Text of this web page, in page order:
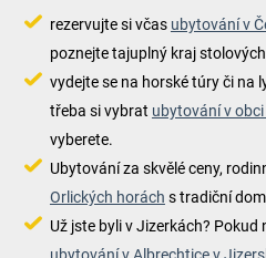
rezervujte si včas ubytování v
poznejte tajuplný kraj
vydejte se na horské túry či na
třeba si vybrat ubytování v
vyberete.
Ubytování za skvělé ceny,
Orlických horách s tradiční
Už jste byli v Jizerkách? Pokud